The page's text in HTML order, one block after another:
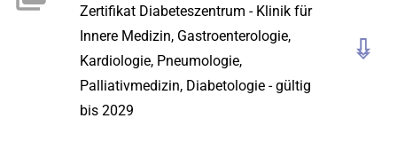
Zertifikat Diabeteszentrum - Klinik für
Innere Medizin, Gastroenterologie,
Kardiologie, Pneumologie,
Palliativmedizin, Diabetologie - gültig
bis 2029